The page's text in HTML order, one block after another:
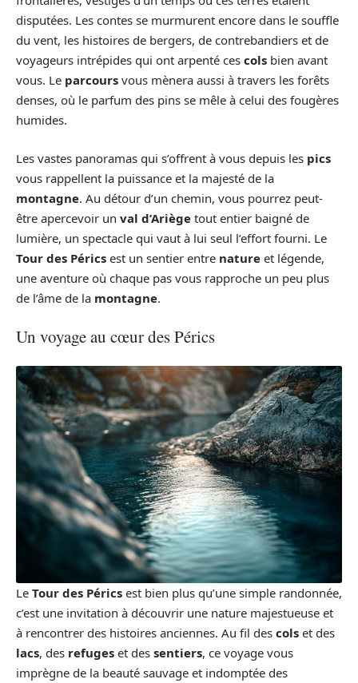
disputées. Les contes se murmurent encore dans le souffle
du vent, les histoires de bergers, de contrebandiers et de
voyageurs intrépides qui ont arpenté ces cols bien avant
vous. Le parcours vous mènera aussi à travers les forêts
denses, où le parfum des pins se mêle à celui des fougères
humides.
Les vastes panoramas qui s’offrent à vous depuis les pics
vous rappellent la puissance et la majesté de la
montagne. Au détour d’un chemin, vous pourrez peut-
être apercevoir un val d’Ariège tout entier baigné de
lumière, un spectacle qui vaut à lui seul l’effort fourni. Le
Tour des Pérics est un sentier entre nature et légende,
une aventure où chaque pas vous rapproche un peu plus
de l’âme de la montagne.
Un voyage au cœur des Pérics
Le Tour des Pérics est bien plus qu’une simple randonnée,
c’est une invitation à découvrir une nature majestueuse et
à rencontrer des histoires anciennes. Au fil des cols et des
lacs, des refuges et des sentiers, ce voyage vous
imprègne de la beauté sauvage et indomptée des